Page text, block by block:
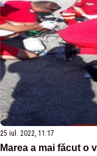
25 iul. 2022, 11:17
Marea a mai făcut o